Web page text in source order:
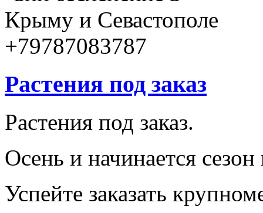
Растения под заказ
Растения под заказ.
Осень и начинается
Успейте заказать